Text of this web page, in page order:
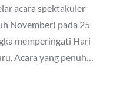
acara spektakuler
November) pada 25
memperingati Hari
Acara yang penuh…